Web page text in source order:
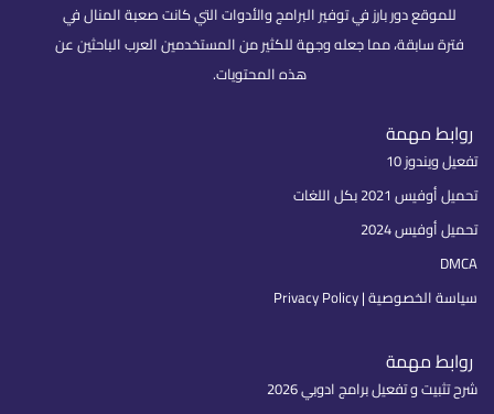
للموقع دور بارز في توفير البرامج والأدوات التي كانت صعبة المنال في
فترة سابقة، مما جعله وجهة للكثير من المستخدمين العرب الباحثين عن
هذه المحتويات.
روابط مهمة
تفعيل ويندوز 10
تحميل أوفيس 2021 بكل اللغات
تحميل أوفيس 2024
DMCA
سياسة الخصوصية | Privacy Policy
روابط مهمة
شرح تثبيت و تفعيل برامج ادوبي 2026